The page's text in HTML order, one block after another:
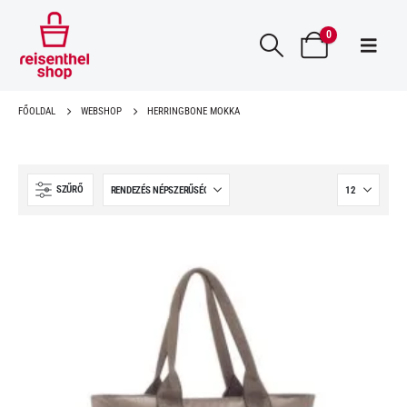
0
FŐOLDAL WEBSHOP HERRINGBONE MOKKA
SZŰRŐ